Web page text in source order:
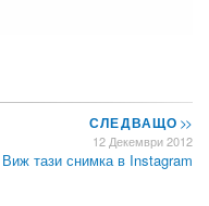
СЛЕДВАЩО>>
12 Декември 2012
Виж тази снимка в Instagram